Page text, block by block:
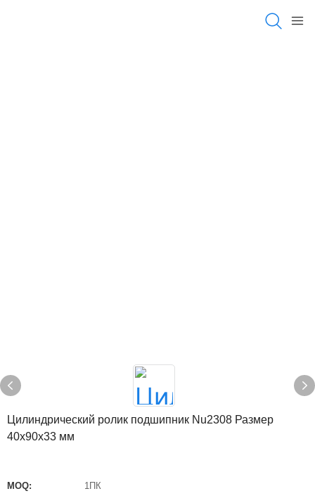
Цилиндрический ролик подшипник Nu2308 Размер
40x90x33 мм
MOQ: 1ПК